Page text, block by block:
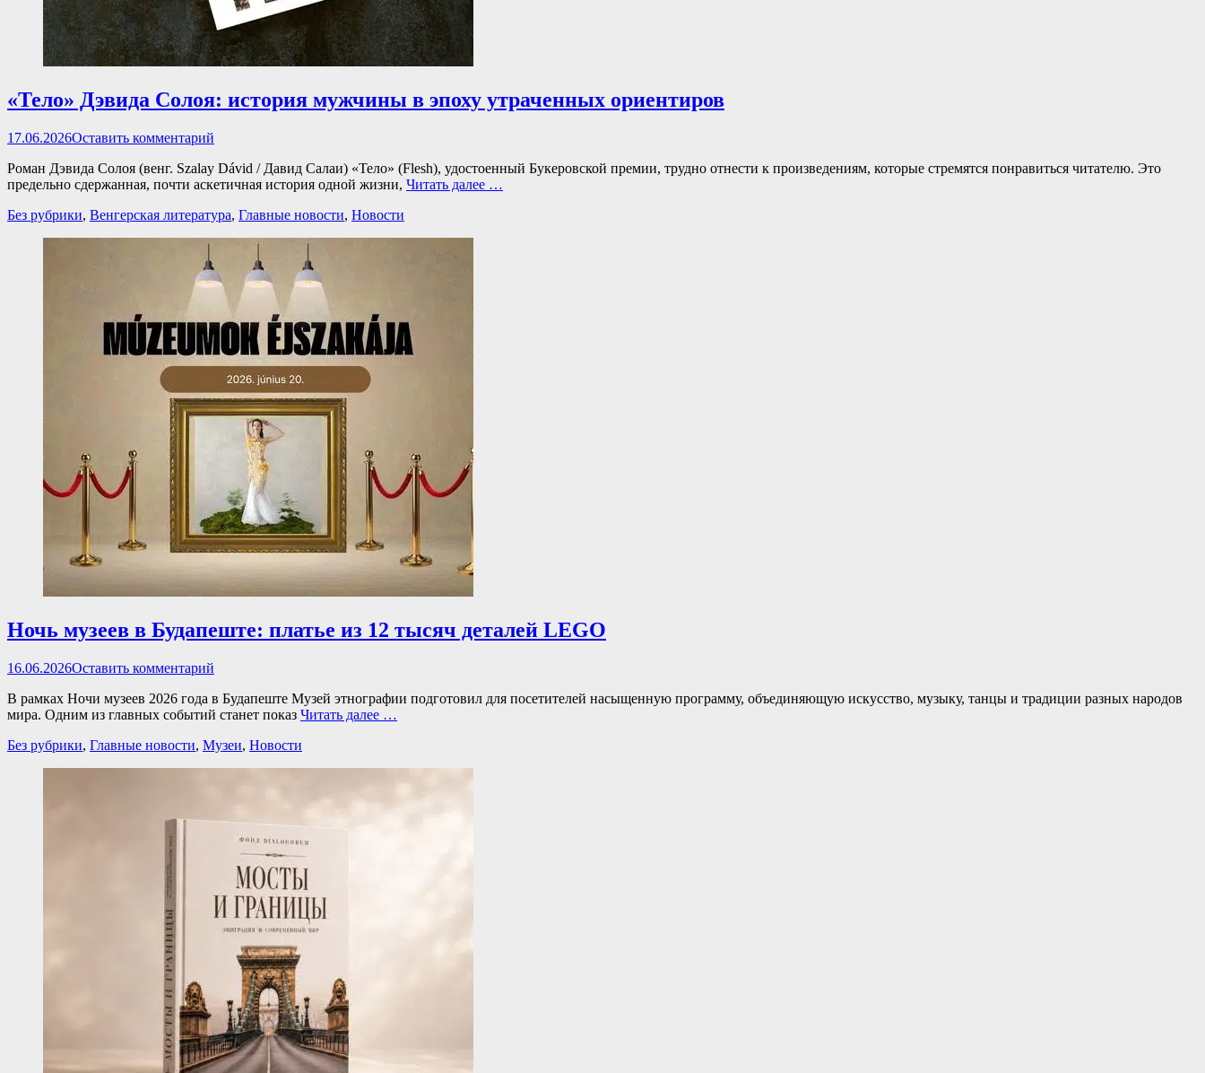
«Тело» Дэвида Сoлоя: история мужчины в эпоху утраченных ориентиров
Опубликовано
17.06.2026Оставить комментарий
Роман Дэвида Солоя (венг. Szalay Dávid / Давид Салаи) «Тело» (Flesh), удостоенный Букеровской премии, трудно отнести к произведениям, которые стремятся понравиться читателю. Это
предельно сдержанная, почти аскетичная история одной жизни, Читать далее …
Категории
Без рубрики, Венгерская литература, Главные новости, Новости
Ночь музеев в Будапеште: платье из 12 тысяч деталей LEGO
Опубликовано
16.06.2026Оставить комментарий
В рамках Ночи музеев 2026 года в Будапеште Музей этнографии подготовил для посетителей насыщенную программу, объединяющую искусство, музыку, танцы и традиции разных народов
мира. Одним из главных событий станет показ Читать далее …
Категории
Без рубрики, Главные новости, Музеи, Новости